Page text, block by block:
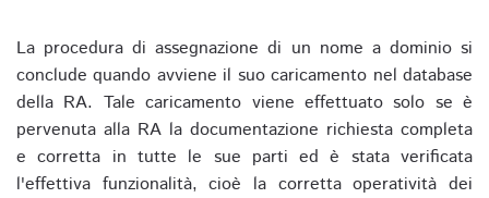
La procedura di assegnazione di un nome a dominio si
conclude quando avviene il suo caricamento nel database
della RA. Tale caricamento viene effettuato solo se è
pervenuta alla RA la documentazione richiesta completa
e corretta in tutte le sue parti ed è stata verificata
l'effettiva funzionalità, cioè la corretta operatività dei